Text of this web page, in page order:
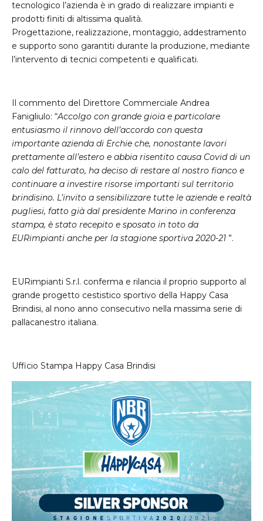
tecnologico l’azienda è in grado di realizzare impianti e
prodotti finiti di altissima qualità.
Progettazione, realizzazione, montaggio, addestramento
e supporto sono garantiti durante la produzione, mediante
l’intervento di tecnici competenti e qualificati.
Il commento del Direttore Commerciale Andrea
Fanigliulo: “Accolgo con grande gioia e particolare
entusiasmo il rinnovo dell’accordo con questa
importante azienda di Erchie che, nonostante lavori
prettamente all’estero e abbia risentito causa Covid di un
calo del fatturato, ha deciso di restare al nostro fianco e
continuare a investire risorse importanti sul territorio
brindisino. L’invito a sensibilizzare tutte le aziende e realtà
pugliesi, fatto già dal presidente Marino in conferenza
stampa, è stato recepito e sposato in toto da
EURimpianti anche per la stagione sportiva 2020-21 ”.
EURimpianti S.r.l. conferma e rilancia il proprio supporto al
grande progetto cestistico sportivo della Happy Casa
Brindisi, al nono anno consecutivo nella massima serie di
pallacanestro italiana.
Ufficio Stampa Happy Casa Brindisi